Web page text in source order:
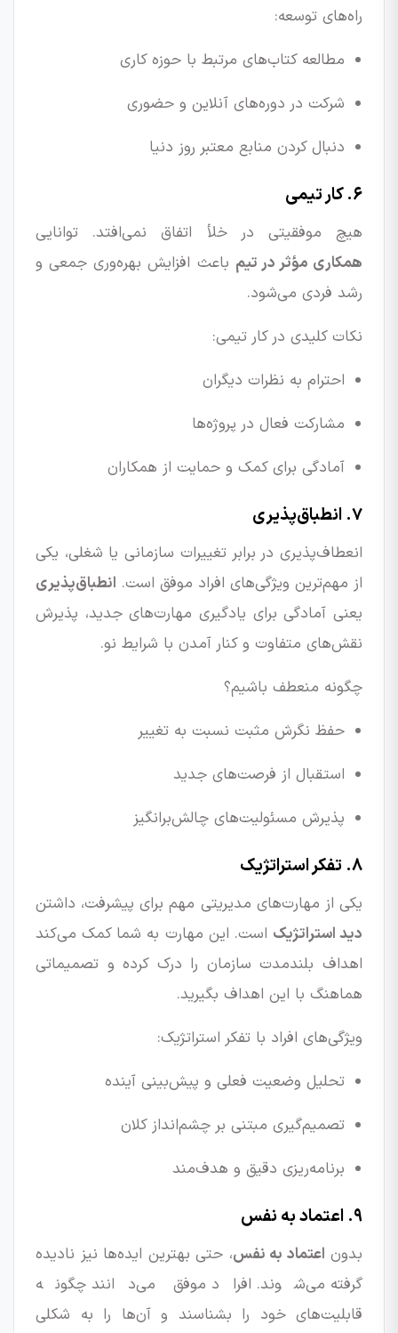
راه‌های توسعه:
مطالعه کتاب‌های مرتبط با حوزه کاری
شرکت در دوره‌های آنلاین و حضوری
دنبال کردن منابع معتبر روز دنیا
۶. کار تیمی
هیچ موفقیتی در خلأ اتفاق نمی‌افتد. توانایی
همکاری مؤثر در تیم باعث افزایش بهره‌وری جمعی و
رشد فردی می‌شود.
نکات کلیدی در کار تیمی:
احترام به نظرات دیگران
مشارکت فعال در پروژه‌ها
آمادگی برای کمک و حمایت از همکاران
۷. انطباق‌پذیری
انعطاف‌پذیری در برابر تغییرات سازمانی یا شغلی، یکی
از مهم‌ترین ویژگی‌های افراد موفق است. انطباق‌پذیری
یعنی آمادگی برای یادگیری مهارت‌های جدید، پذیرش
نقش‌های متفاوت و کنار آمدن با شرایط نو.
چگونه منعطف باشیم؟
حفظ نگرش مثبت نسبت به تغییر
استقبال از فرصت‌های جدید
پذیرش مسئولیت‌های چالش‌برانگیز
۸. تفکر استراتژیک
یکی از مهارت‌های مدیریتی مهم برای پیشرفت، داشتن
دید استراتژیک است. این مهارت به شما کمک می‌کند
اهداف بلندمدت سازمان را درک کرده و تصمیماتی
هماهنگ با این اهداف بگیرید.
ویژگی‌های افراد با تفکر استراتژیک:
تحلیل وضعیت فعلی و پیش‌بینی آینده
تصمیم‌گیری مبتنی بر چشم‌انداز کلان
برنامه‌ریزی دقیق و هدف‌مند
۹. اعتماد به نفس
بدون اعتماد به نفس، حتی بهترین ایده‌ها نیز نادیده
گرفته می‌شوند. افراد موفق می‌دانند چگونه
قابلیت‌های خود را بشناسند و آن‌ها را به شکلی